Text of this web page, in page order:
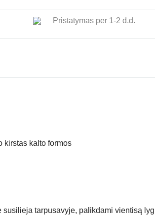
Pristatymas per 1-2 d.d.
kirstas kalto formos
tarpusavyje, palikdami vientisą